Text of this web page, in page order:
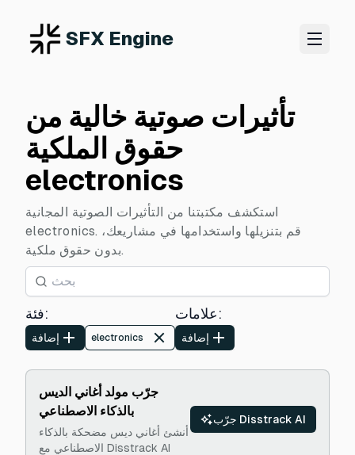
SFX Engine
تأثيرات صوتية خالية من
حقوق الملكية
electronics
استكشف مكتبتنا من التأثيرات الصوتية المجانية
electronics. قم بتنزيلها واستخدامها في مشاريعك،
بدون حقوق ملكية.
فئة:
إضافة electronics
علامات:
إضافة
جرّب مولد أغاني الديس
بالذكاء الاصطناعي
أنشئ أغاني ديس مضحكة بالذكاء
الاصطناعي مع Disstrack AI
جرّب Disstrack AI